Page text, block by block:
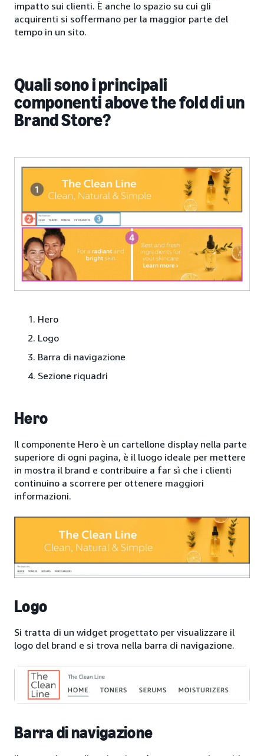
impatto sui clienti. È anche lo spazio su cui gli
acquirenti si soffermano per la maggior parte del
tempo in un sito.
Quali sono i principali
componenti above the fold di un
Brand Store?
Hero
Logo
Barra di navigazione
Sezione riquadri
Hero
Il componente Hero è un cartellone display nella parte
superiore di ogni pagina, è il luogo ideale per mettere
in mostra il brand e contribuire a far sì che i clienti
continuino a scorrere per ottenere maggiori
informazioni.
Logo
Si tratta di un widget progettato per visualizzare il
logo del brand e si trova nella barra di navigazione.
Barra di navigazione